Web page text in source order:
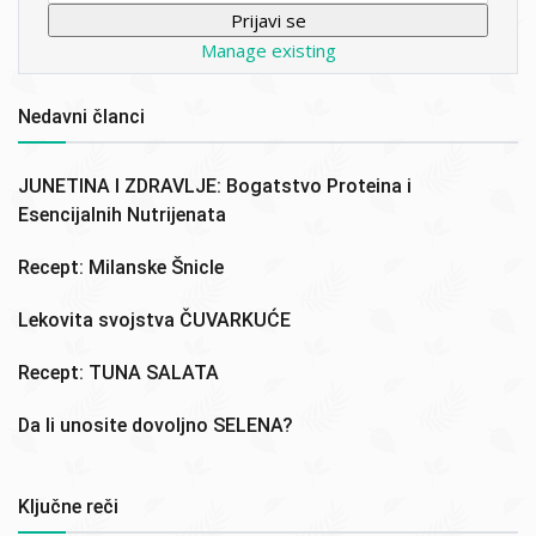
Manage existing
Nedavni članci
JUNETINA I ZDRAVLJE: Bogatstvo Proteina i
Esencijalnih Nutrijenata
Recept: Milanske Šnicle
Lekovita svojstva ČUVARKUĆE
Recept: TUNA SALATA
Da li unosite dovoljno SELENA?
Ključne reči